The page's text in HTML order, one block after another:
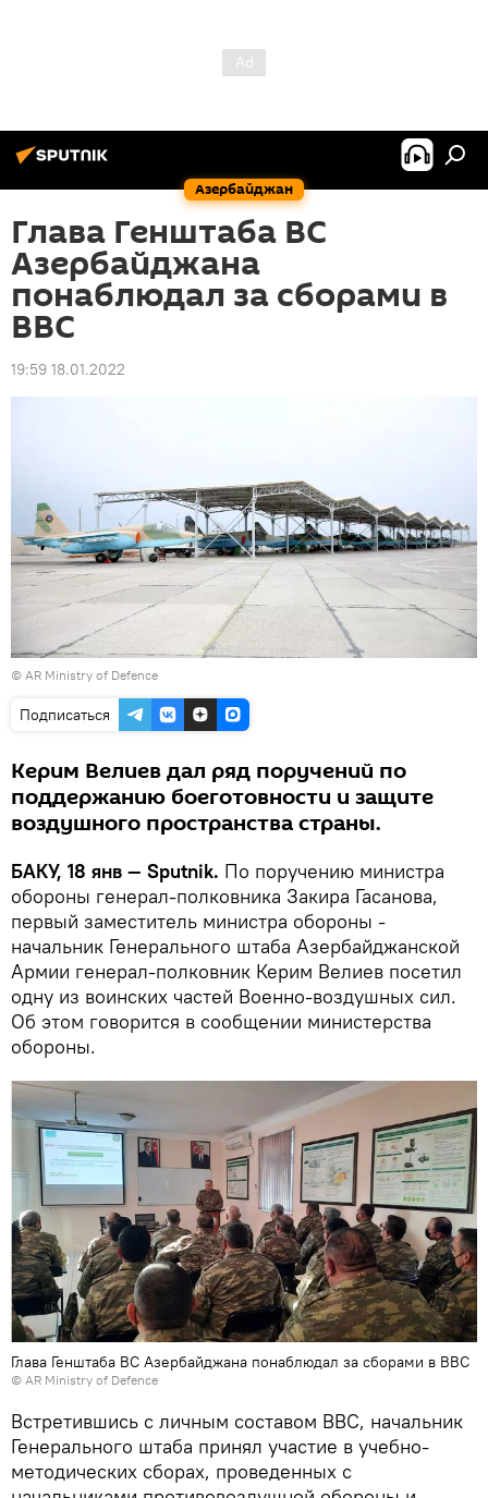
Азербайджан
Глава Генштаба ВС
Азербайджана
понаблюдал за сборами в
ВВС
19:59 18.01.2022
© AR Ministry of Defence
Подписаться
Керим Велиев дал ряд поручений по
поддержанию боеготовности и защите
воздушного пространства страны.
БАКУ, 18 янв — Sputnik. По поручению министра
обороны генерал-полковника Закира Гасанова,
первый заместитель министра обороны -
начальник Генерального штаба Азербайджанской
Армии генерал-полковник Керим Велиев посетил
одну из воинских частей Военно-воздушных сил.
Об этом говорится в сообщении министерства
обороны.
Глава Генштаба ВС Азербайджана понаблюдал за сборами в ВВС
© AR Ministry of Defence
Встретившись с личным составом ВВС, начальник
Генерального штаба принял участие в учебно-
методических сборах, проведенных с